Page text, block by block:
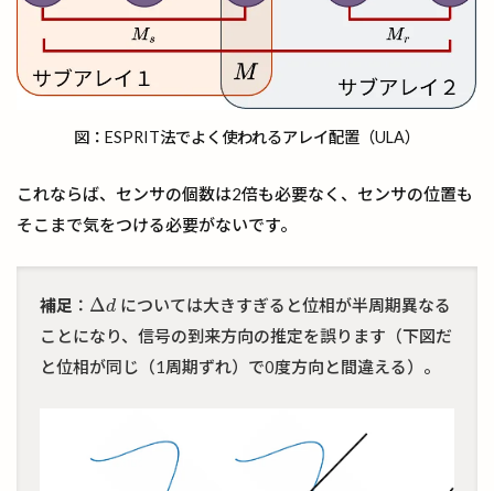
図：ESPRIT法でよく使われるアレイ配置（ULA）
これならば、センサの個数は2倍も必要なく、センサの位置も
そこまで気をつける必要がないです。
補足 ： Δd
Δd
については大きすぎると位相が半周期異なる
ことになり、信号の到来方向の推定を誤ります（下図だ
と位相が同じ（1周期ずれ）で0度方向と間違える）。